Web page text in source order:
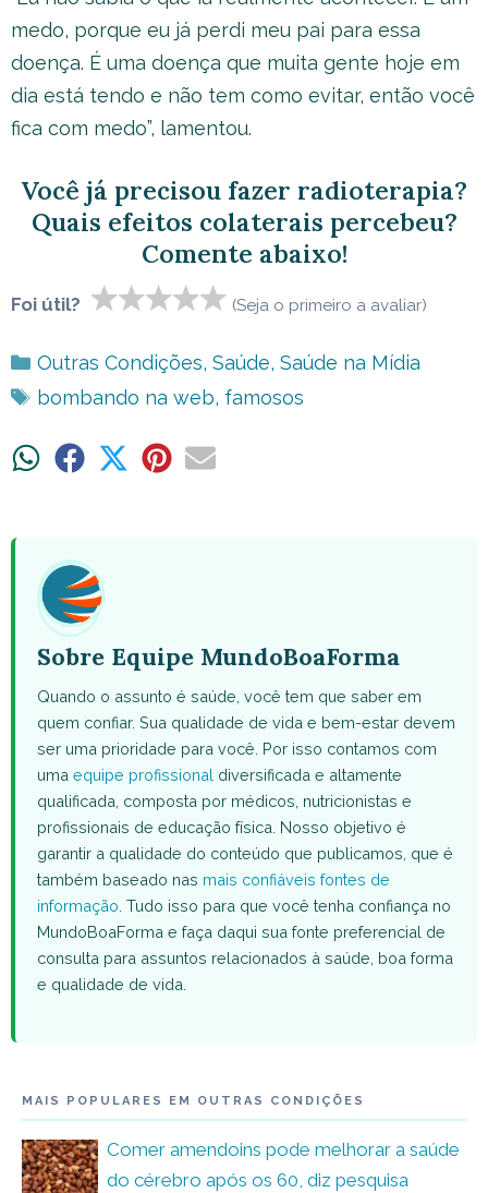
medo, porque eu já perdi meu pai para essa
doença. É uma doença que muita gente hoje em
dia está tendo e não tem como evitar, então você
fica com medo”, lamentou.
Você já precisou fazer radioterapia?
Quais efeitos colaterais percebeu?
Comente abaixo!
Foi útil? (Seja o primeiro a avaliar)
Categorias
Outras Condições, Saúde, Saúde na Mídia
Tags
bombando na web, famosos
ShareShare ShareShareShare
Sobre Equipe MundoBoaForma
Quando o assunto é saúde, você tem que saber em
quem confiar. Sua qualidade de vida e bem-estar devem
ser uma prioridade para você. Por isso contamos com
uma equipe profissional diversificada e altamente
qualificada, composta por médicos, nutricionistas e
profissionais de educação física. Nosso objetivo é
garantir a qualidade do conteúdo que publicamos, que é
também baseado nas mais confiáveis fontes de
informação . Tudo isso para que você tenha confiança no
MundoBoaForma e faça daqui sua fonte preferencial de
consulta para assuntos relacionados à saúde, boa forma
e qualidade de vida.
MAIS POPULARES EM OUTRAS CONDIÇÕES
Comer amendoins pode melhorar a saúde
do cérebro após os 60, diz pesquisa